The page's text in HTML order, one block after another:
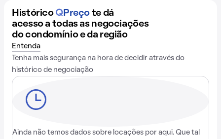
Histórico QPreço te dá
acesso a todas as negociações
do condomínio e da região
Entenda
Tenha mais segurança na hora de decidir através do
histórico de negociação
Ainda não temos dados sobre locações por aqui. Que tal